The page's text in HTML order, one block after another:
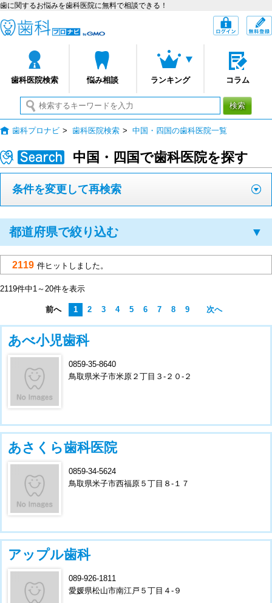
歯に関するお悩みを歯科医院に無料で相談できる！
歯科医院検索 悩み相談 ランキング コラム
ログイン
検索
歯科プロナビ > 歯科医院検索 > 中国・四国の歯科医院一覧
中国・四国で歯科医院を探す
条件を変更して再検索
都道府県で絞り込む ▼
2119 件ヒットしました。
2119件中1～20件を表示
前へ 1 2 3 4 5 6 7 8 9 次へ
あべ小児歯科
0859-35-8640
鳥取県米子市米原２丁目３-２０-２
あさくら歯科医院
0859-34-5624
鳥取県米子市西福原５丁目８-１７
アップル歯科
089-926-1811
愛媛県松山市南江戸５丁目４-９